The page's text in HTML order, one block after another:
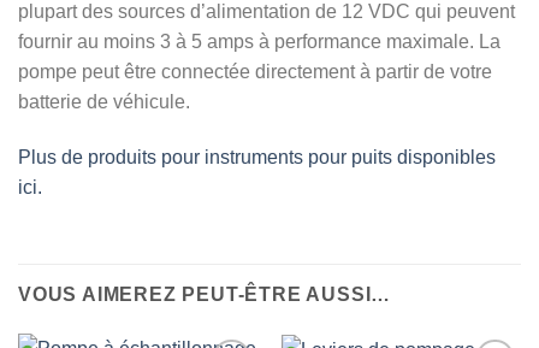
plupart des sources d’alimentation de 12 VDC qui peuvent
fournir au moins 3 à 5 amps à performance maximale. La
pompe peut être connectée directement à partir de votre
batterie de véhicule.
Plus de produits pour instruments pour puits disponibles
ici.
VOUS AIMEREZ PEUT-ÊTRE AUSSI…